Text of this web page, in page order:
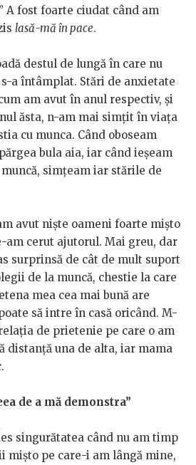
A fost foarte ciudat când am
lasă-mă în pace.
destul de lungă în care nu
a întâmplat. Stări de anxietate
am avut în anul respectiv, și
ăsta, n-am mai simțit în viața
cu munca. Când oboseam
bula aia, iar când ieșeam
simțeam iar stările de
avut niște oameni foarte mișto
am cerut ajutorul. Mai greu, dar
surprinsă de cât de mult suport
de la muncă, chestie la care
mea cea mai bună are
să intre în casă oricând. M-
de prietenie pe care o am
distanță una de alta, iar mama
de a mă demonstra”
singurătatea când nu am timp
mișto pe care-i am lângă mine,